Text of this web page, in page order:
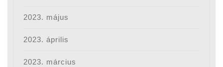
2023. május
2023. április
2023. március